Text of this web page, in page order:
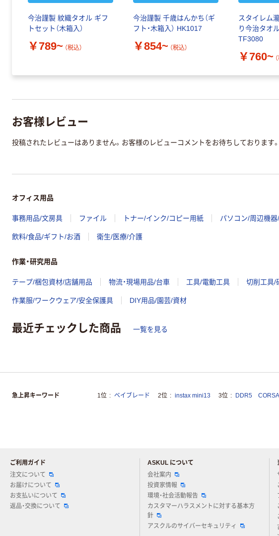
今治謹製 紋織タオル ギフ
トセット（木箱入）
￥789~ （税込）
今治謹製 千歳はんかち（ギ
フト・木箱入） HK1017
￥854~ （税込）
スタイレム
り今治タオ
TF3080
￥760~
お客様レビュー
投稿されたレビューはありません。お客様のレビューコメントをお待ちしております。
オフィス用品
事務用品/文房具 ファイル トナー/インク/コピー用紙 パソコン/周辺機
飲料/食品/ギフト/お酒 衛生/医療/介護
作業・研究用品
テープ/梱包資材/店舗用品 物流・現場用品/台車 工具/電動工具 切削工具/
作業服/ワークウェア/安全保護具 DIY用品/園芸/資材
最近チェックした商品 一覧を見る
急上昇キーワード 1位 ベイブレード 2位 instax mini13 3位 DDR5
ご利用ガイド
注文について
お届けについて
お支払いについて
返品・交換について
ASKUL について
会社案内
投資家情報
環境・社会活動報告
カスタマーハラスメントに対する基本方
針
アスクルのサイバーセキュリティ